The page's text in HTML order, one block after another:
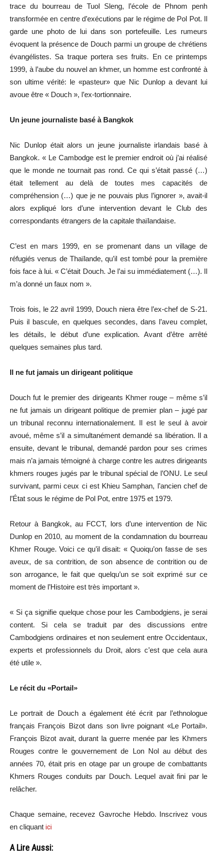
trace du bourreau de Tuol Sleng, l’école de Phnom penh
transformée en centre d’exécutions par le régime de Pol Pot. Il
garde une photo de lui dans son portefeuille. Les rumeurs
évoquent la présence de Douch parmi un groupe de chrétiens
évangélistes. Sa traque portera ses fruits. En ce printemps
1999, à l’aube du nouvel an khmer, un homme est confronté à
son ultime vérité: le «pasteur» que Nic Dunlop a devant lui
avoue être « Douch », l’ex-tortionnaire.
Un jeune journaliste basé à Bangkok
Nic Dunlop était alors un jeune journaliste irlandais basé à
Bangkok. « Le Cambodge est le premier endroit où j’ai réalisé
que le monde ne tournait pas rond. Ce qui s’était passé (…)
était tellement au delà de toutes mes capacités de
compréhension (…) que je ne pouvais plus l’ignorer », avait-il
alors expliqué lors d’une intervention devant le Club des
correspondants étrangers de la capitale thaïlandaise.
C’est en mars 1999, en se promenant dans un village de
réfugiés venus de Thaïlande, qu’il est tombé pour la première
fois face à lui. « C’était Douch. Je l’ai su immédiatement (…). Il
m’a donné un faux nom ».
Trois fois, le 22 avril 1999, Douch niera être l’ex-chef de S-21.
Puis il bascule, en quelques secondes, dans l’aveu complet,
les détails, le début d’une explication. Avant d’être arrêté
quelques semaines plus tard.
Il ne fut jamais un dirigeant politique
Douch fut le premier des dirigeants Khmer rouge – même s’il
ne fut jamais un dirigeant politique de premier plan – jugé par
un tribunal reconnu internationalement. Il est le seul à avoir
avoué, même s’il a simultanément demandé sa libération. Il a
ensuite, devant le tribunal, demandé pardon pour ses crimes
mais n’a jamais témoigné à charge contre les autres dirigeants
khmers rouges jugés par le tribunal spécial de l’ONU. Le seul
survivant, parmi ceux ci est Khieu Samphan, l’ancien chef de
l’État sous le régime de Pol Pot, entre 1975 et 1979.
Retour à Bangkok, au FCCT, lors d’une intervention de Nic
Dunlop en 2010, au moment de la condamnation du bourreau
Khmer Rouge. Voici ce qu’il disait: « Quoiqu’on fasse de ses
aveux, de sa contrition, de son absence de contrition ou de
son arrogance, le fait que quelqu’un se soit exprimé sur ce
moment de l’Histoire est très important ».
« Si ça signifie quelque chose pour les Cambodgiens, je serai
content. Si cela se traduit par des discussions entre
Cambodgiens ordinaires et non seulement entre Occidentaux,
experts et professionnels du Droit, alors c’est que cela aura
été utile ».
Le récit du «Portail»
Le portrait de Douch a également été écrit par l’ethnologue
français François Bizot dans son livre poignant «Le Portail».
François Bizot avait, durant la guerre menée par les Khmers
Rouges contre le gouvernement de Lon Nol au début des
années 70, était pris en otage par un groupe de combattants
Khmers Rouges conduits par Douch. Lequel avait fini par le
relâcher.
Chaque semaine, recevez Gavroche Hebdo. Inscrivez vous
en cliquant ici
A Lire Aussi: